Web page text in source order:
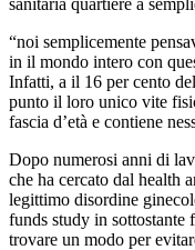
sanitaria quartiere a
“noi semplicemente
in il mondo intero con
Infatti, a il 16 per cento
punto il loro unico vite
fascia d’età e contiene
Dopo numerosi anni di
che ha cercato dal health
legittimo disordine
funds study in sottostante
trovare un modo per